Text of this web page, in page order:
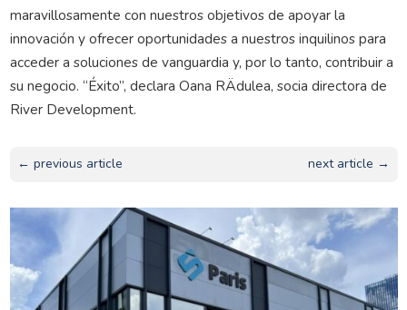
maravillosamente con nuestros objetivos de apoyar la
innovación y ofrecer oportunidades a nuestros inquilinos para
acceder a soluciones de vanguardia y, por lo tanto, contribuir a
su negocio. “Éxito”, declara Oana RÄdulea, socia directora de
River Development.
← previous article next article →